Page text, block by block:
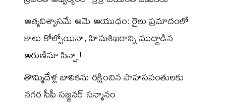
ఆత్మవిశ్వాసమే ఆమె ఆయుధం: రైలు ప్రమాదంలో
కాలు కోల్పోయినా, హిమశిఖరాన్ని ముద్దాడిన
అరుణిమా సిన్హా!
తొమ్మిదేళ్ల బాలికను రక్షించిన సాహసవంతులకు
నగర సీపీ సజ్జనర్ సన్మానం